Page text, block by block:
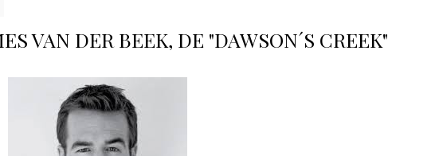
VAN DER BEEK, DE "DAWSON´S CREEK"